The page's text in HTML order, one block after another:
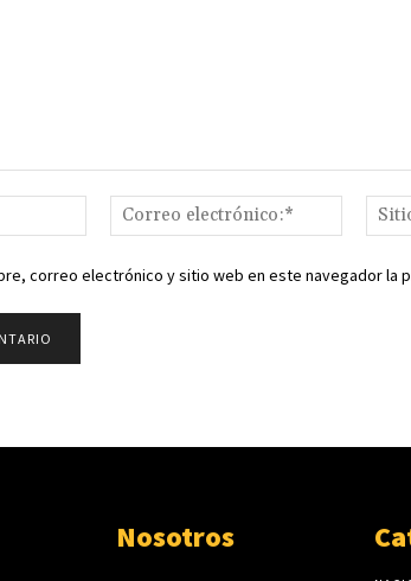
Nombre:*
Correo
correo electrónico y sitio web en este navegador la
Nosotros